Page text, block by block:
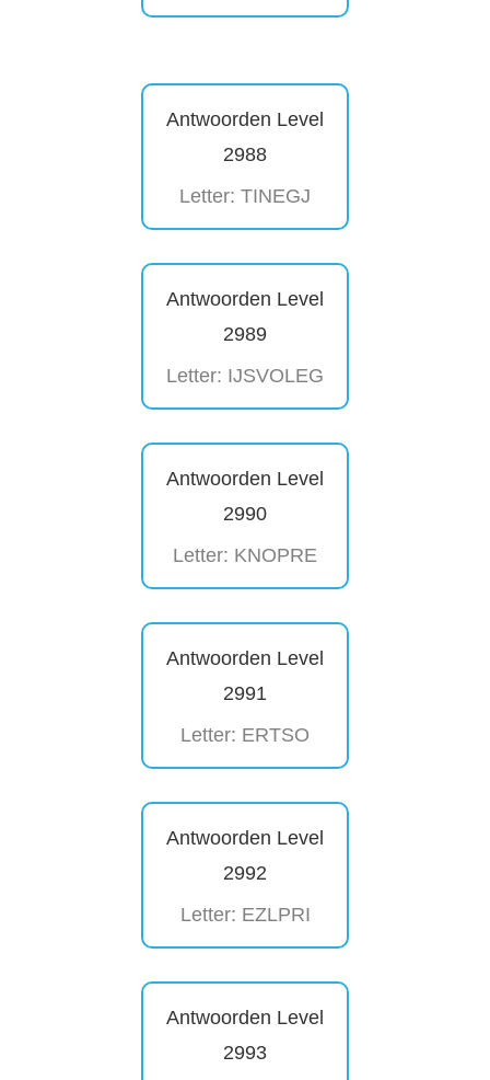
Antwoorden Level
2988
Letter: TINEGJ
Antwoorden Level
2989
Letter: IJSVOLEG
Antwoorden Level
2990
Letter: KNOPRE
Antwoorden Level
2991
Letter: ERTSO
Antwoorden Level
2992
Letter: EZLPRI
Antwoorden Level
2993